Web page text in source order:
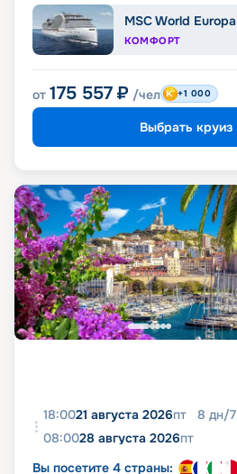
MSC World Europa
КОМФОРТ
от 175 557 ₽ /чел +1 000
Выбрать круиз
18:0021 августа 2026пт 8 дн/7
08:0028 августа 2026пт
Вы посетите 4 страны: